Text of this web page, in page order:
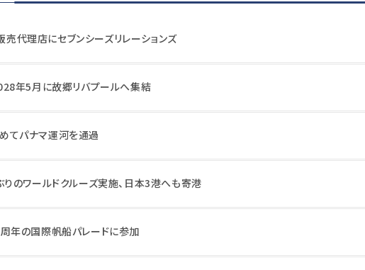
売代理店にセブンシーズリレーションズ
年5月に故郷リバプールへ集結
てパナマ運河を通過
のワールドクルーズ実施、日本3港へも寄港
年の国際帆船パレードに参加